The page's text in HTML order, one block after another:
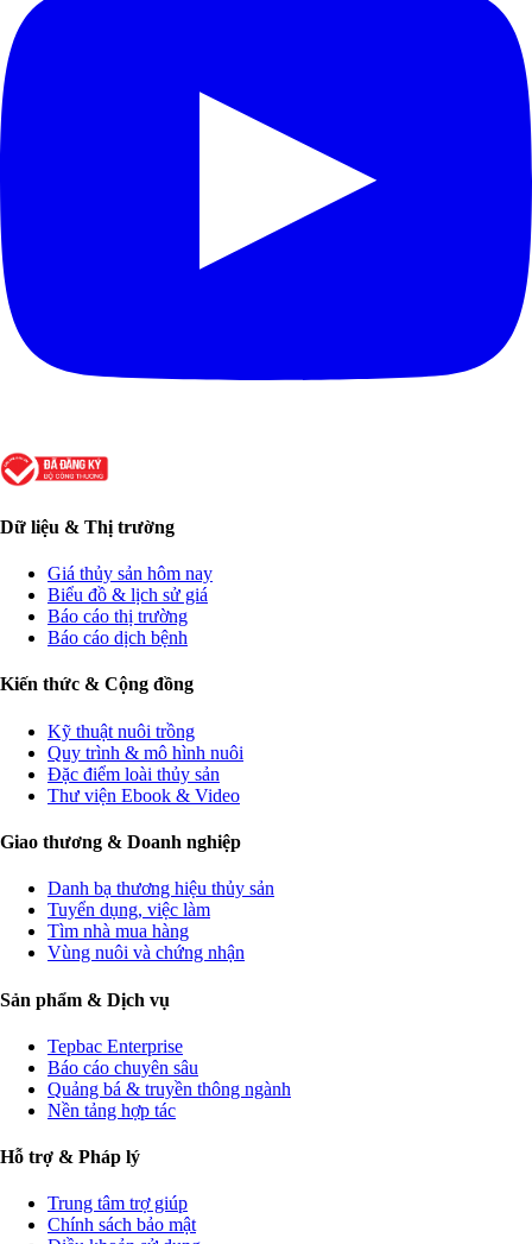
Dữ liệu & Thị trường
Giá thủy sản hôm nay
Biểu đồ & lịch sử giá
Báo cáo thị trường
Báo cáo dịch bệnh
Kiến thức & Cộng đồng
Kỹ thuật nuôi trồng
Quy trình & mô hình nuôi
Đặc điểm loài thủy sản
Thư viện Ebook & Video
Giao thương & Doanh nghiệp
Danh bạ thương hiệu thủy sản
Tuyển dụng, việc làm
Tìm nhà mua hàng
Vùng nuôi và chứng nhận
Sản phẩm & Dịch vụ
Tepbac Enterprise
Báo cáo chuyên sâu
Quảng bá & truyền thông ngành
Nền tảng hợp tác
Hỗ trợ & Pháp lý
Trung tâm trợ giúp
Chính sách bảo mật